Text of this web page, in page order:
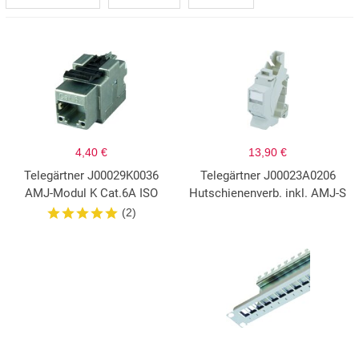
4,40 €
Telegärtner J00029K0036
AMJ-Modul K Cat.6A ISO
(2)
13,90 €
Telegärtner J00023A0206
Hutschienenverb. inkl. AMJ-S